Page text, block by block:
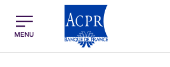
ACPR Menu Principal (French)
MENU